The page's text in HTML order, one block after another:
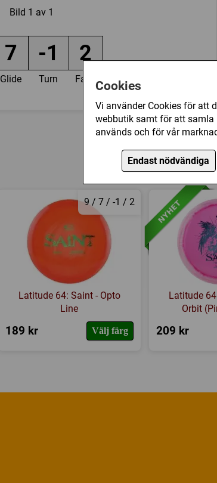
Cookies
Vi använder Cookies för att
webbutik samt för att
används och för vår
Endast nödvändiga
Bild 1 av 1
7 -1 2
Glide Turn Fade
9 / 7 / -1 / 2
Latitude 64: Saint - Opto
Line
189 kr Välj färg
Latitude
Orbit
209 kr